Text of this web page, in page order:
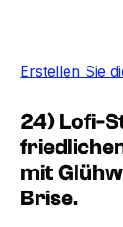
Erstellen Sie
24) Lofi-
mit
Brise.